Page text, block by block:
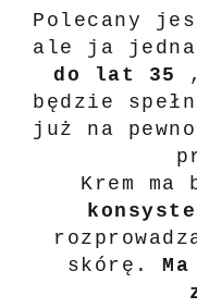
Polecany
ale ja
do lat 35
będzie
już na
Krem
skórę.